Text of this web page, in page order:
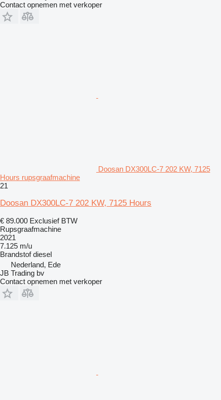
Contact opnemen met verkoper
Doosan DX300LC-7 202 KW, 7125
Hours rupsgraafmachine
21
Doosan DX300LC-7 202 KW, 7125 Hours
€ 89.000 Exclusief BTW
Rupsgraafmachine
2021
7.125 m/u
Brandstof diesel
Nederland, Ede
JB Trading bv
Contact opnemen met verkoper